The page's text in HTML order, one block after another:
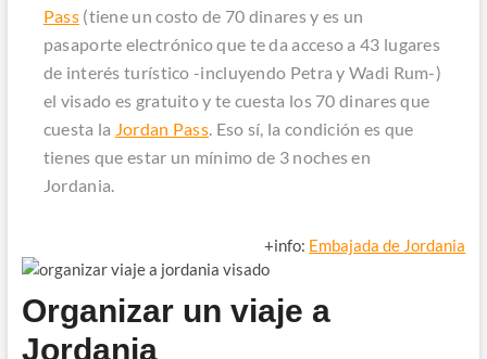
Pass(tiene un costo de 70 dinares y es un
pasaporte electrónico que te da acceso a 43 lugares
de interés turístico -incluyendo Petra y Wadi Rum-)
el visado es gratuito y te cuesta los 70 dinares que
cuesta la Jordan Pass. Eso sí, la condición es que
tienes que estar un mínimo de 3 noches en
Jordania.
+info: Embajada de Jordania
Organizar un viaje a
Jordania